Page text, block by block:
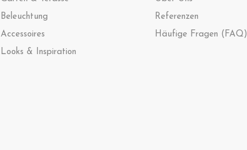
Beleuchtung
Accessoires
Looks & Inspiration
Referenzen
Häufige Fragen (FAQ)